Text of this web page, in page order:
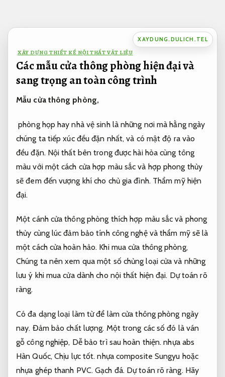
nội
XAYDUNG.DULICH.TEL
XÂY DỰNG THIẾT KẾ NỘI THẤT VẬT LIỆU
Các mẫu cửa thông phòng hiện đại và
sang trọng an toàn công trình
Mẫu cửa thông phòng,
phòng họp hay nhà vệ sinh là những nơi mà hằng ngày
chúng ta tiếp xúc đều đặn nhất, và có mật độ ra vào
đều đặn. Nội thất bên trong được hài hòa cùng tông
màu với một cách cửa hợp màu sắc và hợp phong thủy
sẽ đem đến vượng khí cho chủ gia đình. Thẩm mỹ hiện
đại.
Một cánh cửa thông phòng thích hợp màu sắc và phong
thủy cùng lúc đảm bảo tính công nghệ và thẩm mỹ sẽ là
một cách cửa hoàn hảo. Khi mua cửa thông phòng,
Chúng ta nên xem qua một số chủng loại cửa và những
lưu ý khi mua cửa dành cho nội thất hiện đại. Dự toán rõ
ràng.
Có đa dạng loại làm từ để làm cửa thông phòng ngày
nay. Đảm bảo chất lượng. Một trong các số đó là ván
gỗ công nghiệp, Dễ bảo trì sau hoàn thiện. nhựa abs
Hàn Quốc, Chịu lực tốt. nhựa composite Sungyu hoặc
nhựa ghép thanh PVC.Gạch đá. Dự toán rõ ràng.Hãy